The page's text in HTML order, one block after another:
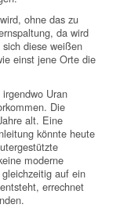
ohne das zu
da wird
diese weißen
einst jene Orte die
Uran
Die
alt. Eine
könnte heute
moderne
auf ein
errechnet